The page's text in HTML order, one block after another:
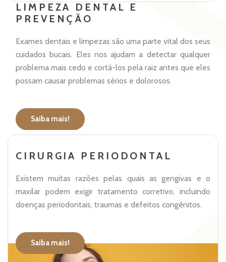
LIMPEZA DENTAL E
PREVENÇÃO
Exames dentais e limpezas são uma parte vital dos seus
cuidados bucais. Eles nos ajudam a detectar qualquer
problema mais cedo e cortá-los pela raiz antes que eles
possam causar problemas sérios e dolorosos.
Saiba mais!
CIRURGIA PERIODONTAL
Existem muitas razões pelas quais as gengivas e o
maxilar podem exigir tratamento corretivo, incluindo
doenças periodontais, traumas e defeitos congênitos.
Saiba mais!